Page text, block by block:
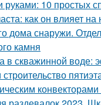
руками: 10 простых
как он влияет
дома снаружи.
камня
в скважинной